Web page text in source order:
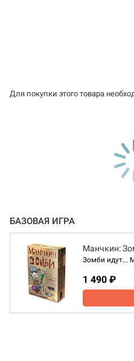
Для покупки этого товара
БАЗОВАЯ ИГРА
Манчкин:
Зомби идут...
1 490 ₽